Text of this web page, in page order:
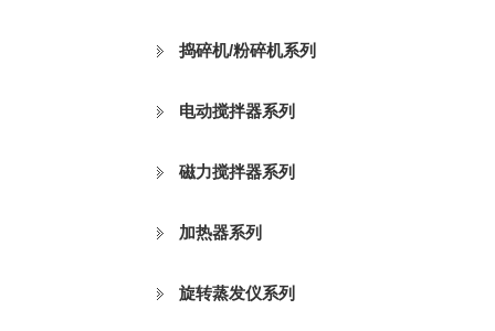
捣碎机/粉碎机系列
电动搅拌器系列
磁力搅拌器系列
加热器系列
旋转蒸发仪系列